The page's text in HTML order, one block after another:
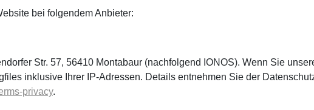
bei folgendem Anbieter:
Str. 57, 56410 Montabaur (nachfolgend IONOS). Wenn Sie
inklusive Ihrer IP-Adressen. Details entnehmen Sie der
privacy.